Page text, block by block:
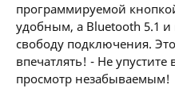
программируемой
удобным, а Bluetooth 5.1 и
свободу подключения.
впечатлять! - Не
просмотр незабываемым!